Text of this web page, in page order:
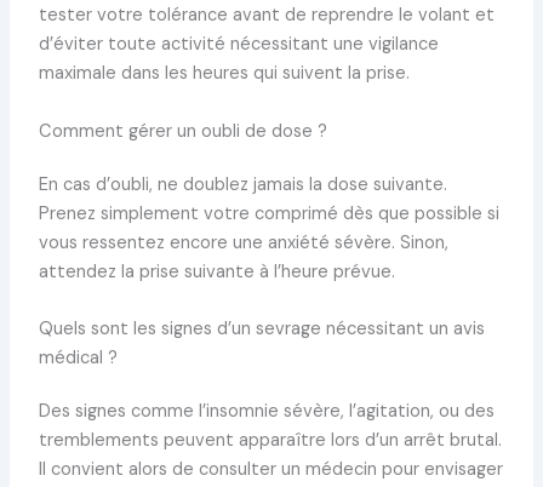
tester votre tolérance avant de reprendre le volant et
d’éviter toute activité nécessitant une vigilance
maximale dans les heures qui suivent la prise.
Comment gérer un oubli de dose ?
En cas d’oubli, ne doublez jamais la dose suivante.
Prenez simplement votre comprimé dès que possible si
vous ressentez encore une anxiété sévère. Sinon,
attendez la prise suivante à l’heure prévue.
Quels sont les signes d’un sevrage nécessitant un avis
médical ?
Des signes comme l’insomnie sévère, l’agitation, ou des
tremblements peuvent apparaître lors d’un arrêt brutal.
Il convient alors de consulter un médecin pour envisager